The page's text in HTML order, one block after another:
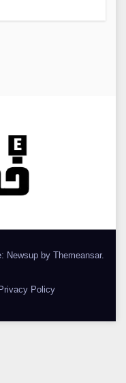
Newsup by Themeansar.
Policy